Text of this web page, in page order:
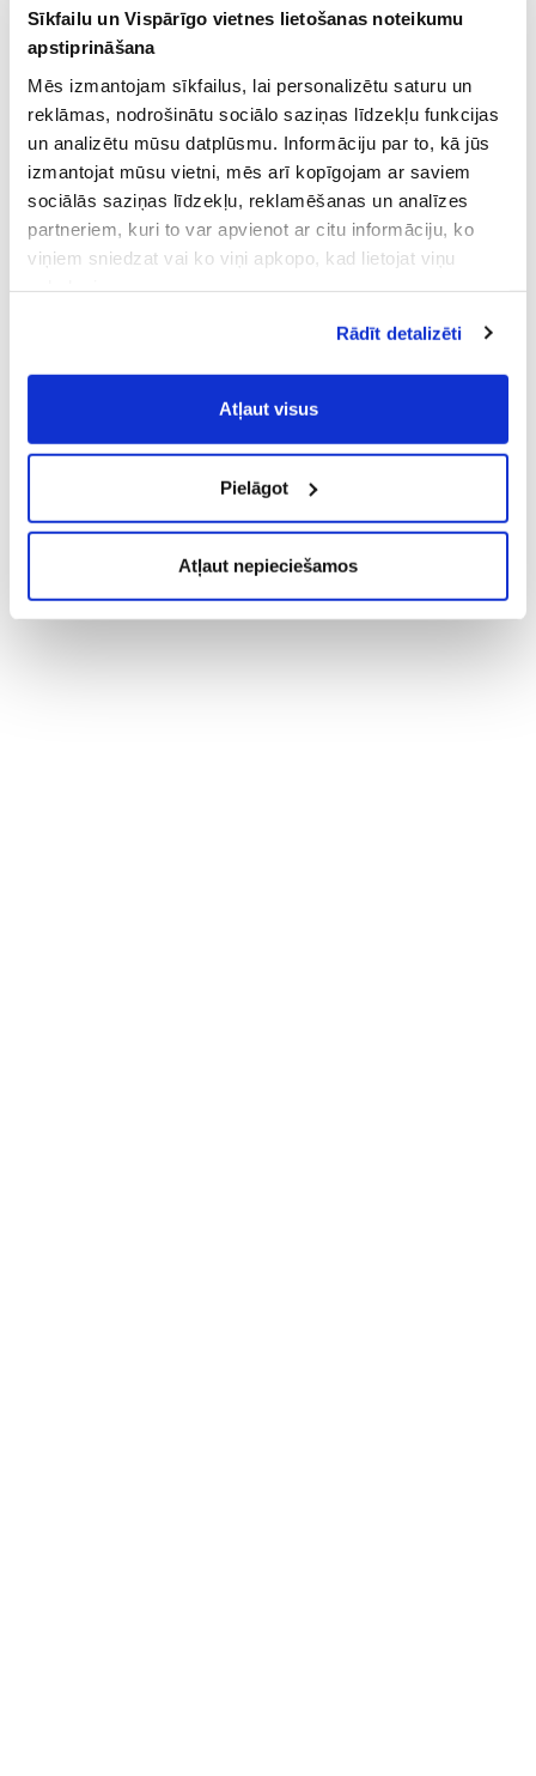
Sīkfailu un Vispārīgo vietnes lietošanas noteikumu
apstiprināšana
Mēs izmantojam sīkfailus, lai personalizētu saturu un
reklāmas, nodrošinātu sociālo saziņas līdzekļu funkcijas
un analizētu mūsu datplūsmu. Informāciju par to, kā jūs
izmantojat mūsu vietni, mēs arī kopīgojam ar saviem
sociālās saziņas līdzekļu, reklamēšanas un analīzes
partneriem, kuri to var apvienot ar citu informāciju, ko
viņiem sniedzat vai ko viņi apkopo, kad lietojat viņu
Vispārīgiem vietnes lietošanas
noteikumiem(saīsināti - VVLN).
Rādīt detalizēti
Atļaut visus
Pielāgot
Atļaut nepieciešamos